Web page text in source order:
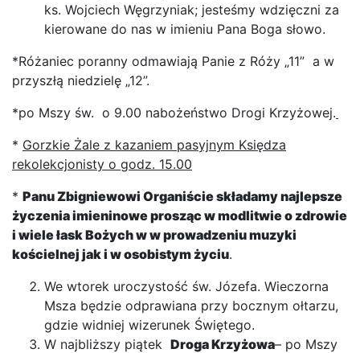
ks. Wojciech Węgrzyniak; jesteśmy wdzięczni za
kierowane do nas w imieniu Pana Boga słowo.
*Różaniec poranny odmawiają Panie z Róży „11” a w
przyszłą niedzielę „12”.
*po Mszy św. o 9.00 nabożeństwo Drogi Krzyżowej.
* Gorzkie Żale z kazaniem pasyjnym Księdza
rekolekcjonisty o godz. 15.00
* Panu Zbigniewowi Organiście składamy najlepsze
życzenia imieninowe prosząc w modlitwie o zdrowie
i wiele łask Bożych w w prowadzeniu muzyki
kościelnej jak i w osobistym życiu.
We wtorek uroczystość św. Józefa. Wieczorna
Msza będzie odprawiana przy bocznym ołtarzu,
gdzie widniej wizerunek Świętego.
W najbliższy piątek Droga Krzyżowa– po Mszy